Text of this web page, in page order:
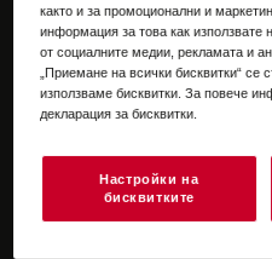
както и за промоционални и
информация за това как
от социалните медии, рекламата и
„Приемане на всички бисквитки“ се
използваме бисквитки. За повече
декларация за бисквитки.
Настройки на
бисквитките